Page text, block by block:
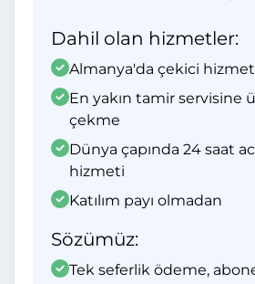
Dahil olan hizmetler:
Almanya'da çekici
En yakın tamir servisine
çekme
Dünya çapında 24 saat
hizmeti
Katılım payı olmadan
Sözümüz:
Tek seferlik ödeme,